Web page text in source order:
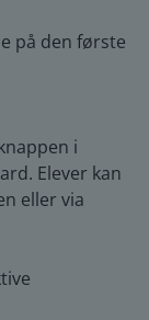
på den første
i
Elever kan
eller via